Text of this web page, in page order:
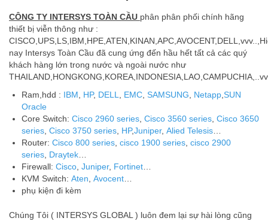
CÔNG TY INTERSYS TOÀN CẦU phân phân phối chính hãng
thiết bị viễn thông như :
nay Intersys Toàn Cầu đã cung ứng đến hầu hết tất cả các quý
khách hàng lớn trong nước và ngoài nước như
Ram,hdd : IBM HP, DELL EMC, SAMSUNG Netapp, SUN
Oracle
Core Switch: Cisco 2960 series, Cisco 3560 series, Cisco 3650
series, Cisco 3750 series, HP,Juniper, Alied Telesis…
Router: Cisco 800 series, cisco 1900 series, cisco 2900
series, Draytek…
Firewall: Cisco, Juniper, Fortinet…
KVM Switch: Aten Avocent…
phụ kiện đi kèm
Chúng Tôi ( INTERSYS GLOBAL ) luôn đem lại sự hài lòng cũng